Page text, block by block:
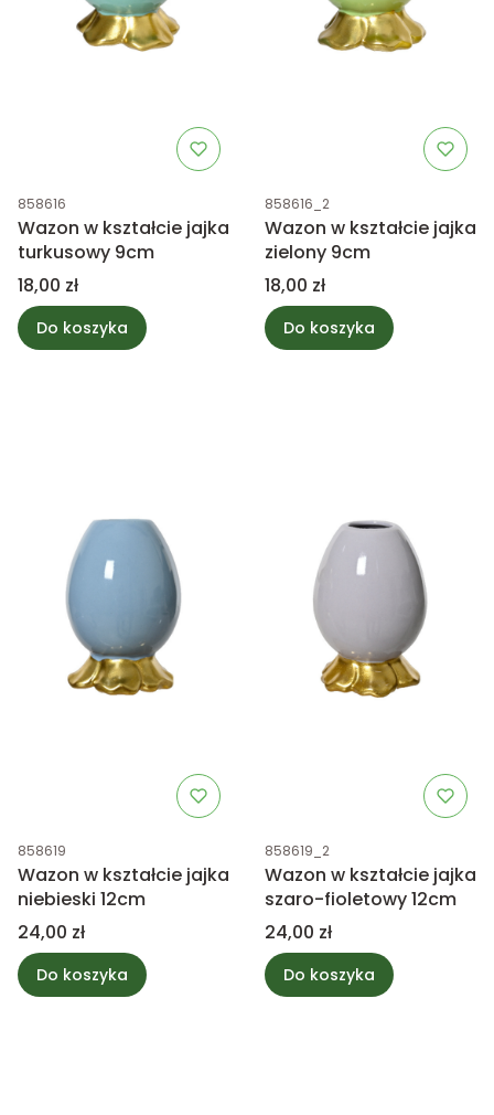
Kod produktu
858616
Wazon w kształcie jajka
turkusowy 9cm
Cena
18,00 zł
Do koszyka
Kod produktu
858616_2
Wazon w kształcie jajka
zielony 9cm
Cena
18,00 zł
Do koszyka
Kod produktu
858619
Wazon w kształcie jajka
niebieski 12cm
Cena
24,00 zł
Do koszyka
Kod produktu
858619_2
Wazon w kształcie jajka
szaro-fioletowy 12cm
Cena
24,00 zł
Do koszyka